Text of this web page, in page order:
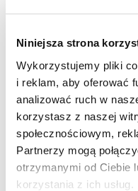
Niniejsza strona
Wykorzystujemy pliki
i reklam, aby oferować
analizować ruch w
korzystasz z naszej
społecznościowym,
Partnerzy mogą
otrzymanymi od Ciebie
korzystania z ich usług.
10:00 – 17:00 |
trenerskie. Tego dnia
warunki zakupu z
kolekcję lifestyle
26.08: Dom otwarty
10:00 – 17:00 | Serwis
eksperckie porady
przygotowania roweru
a także prezentacja